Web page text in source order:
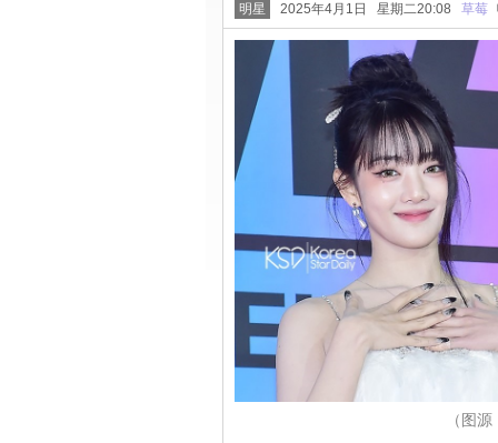
明星 2025年4月1日 星期二20:08 草莓
（图